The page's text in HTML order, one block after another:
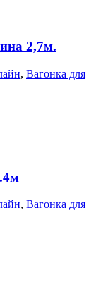
2,7м.
, Вагонка для
, Вагонка для